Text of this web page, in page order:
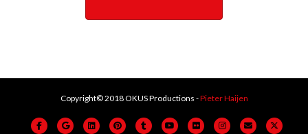
Copyright© 2018 OKUS Productions -Pieter Haijen
FacebookGoogleLinkedinPinterestTumblrYoutubeFlickr InstagramEmail X-twitter